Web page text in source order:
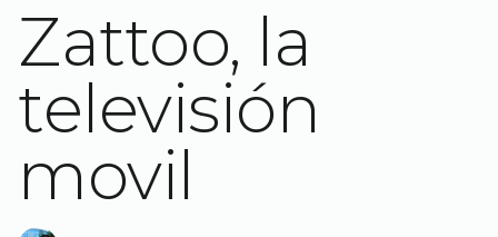
Zattoo, la
televisión
movil